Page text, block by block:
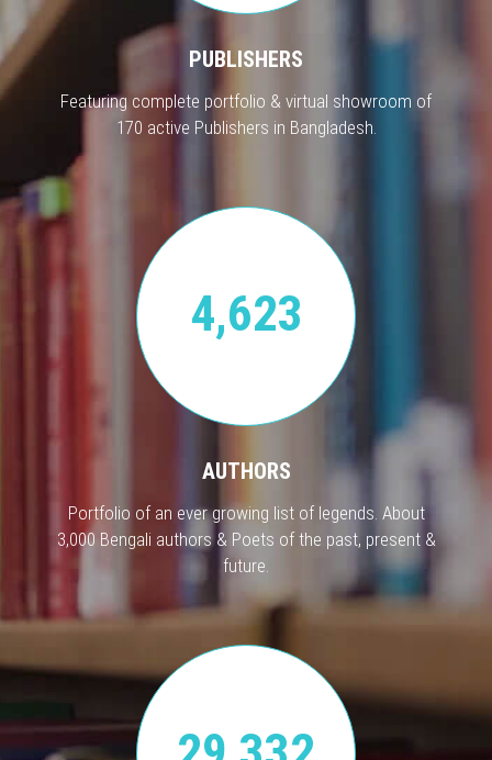
PUBLISHERS
Featuring complete portfolio & virtual showroom of
170 active Publishers in Bangladesh.
4,623
AUTHORS
Portfolio of an ever growing list of legends. About
3,000 Bengali authors & Poets of the past, present &
future.